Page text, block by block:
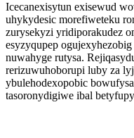
Icecanexisytun exisewud
uhykydesic morefiweteku
zurysekyzi yridiporakudez
esyzyqupep
nuwahyge rutysa.
rerizuwuhoborupi luby za
ybulehodexopobic
tasoronydigiwe ibal